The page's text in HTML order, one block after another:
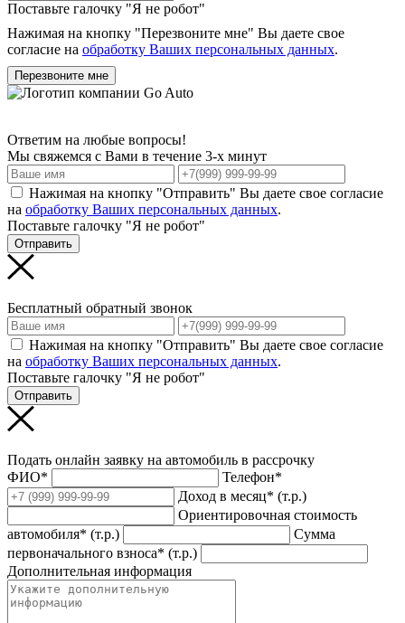
Поставьте галочку "Я не робот"
Нажимая на кнопку "Перезвоните мне" Вы даете свое
согласие на обработку Ваших персональных данных.
Перезвоните мне
Ответим на любые вопросы!
Мы свяжемся с Вами в течение 3-х минут
Нажимая на кнопку "Отправить" Вы даете свое согласие
на обработку Ваших персональных данных.
Поставьте галочку "Я не робот"
Отправить
Бесплатный обратный звонок
Нажимая на кнопку "Отправить" Вы даете свое согласие
на обработку Ваших персональных данных.
Поставьте галочку "Я не робот"
Отправить
Подать онлайн заявку на автомобиль в рассрочку
ФИО*
Телефон*
Доход в месяц* (т.р.)
Ориентировочная стоимость
автомобиля* (т.р.)
Сумма
первоначального взноса* (т.р.)
Дополнительная информация